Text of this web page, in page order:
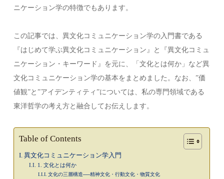
ニケーション学の特徴でもあります。
この記事では、異文化コミュニケーション学の入門書である
『はじめて学ぶ異文化コミュニケーション』と『異文化コミュ
ニケーション・キーワード』を元に、「文化とは何か」など異
文化コミュニケーション学の基本をまとめました。なお、”価
値観”と”アイデンティティ”については、私の専門領域である
東洋哲学の考え方と融合してお伝えします。
Table of Contents
異文化コミュニケーション学入門
1. 文化とは何か
文化の三層構造──精神文化・行動文化・物質文化